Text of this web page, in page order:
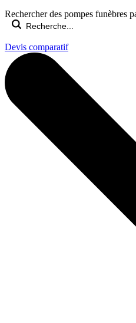
Rechercher des pompes funèbres
Devis comparatif